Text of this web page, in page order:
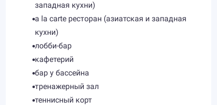
западная кухни)
a la carte ресторан (азиатская и западная
кухни)
лобби-бар
кафетерий
бар у бассейна
тренажерный зал
теннисный корт